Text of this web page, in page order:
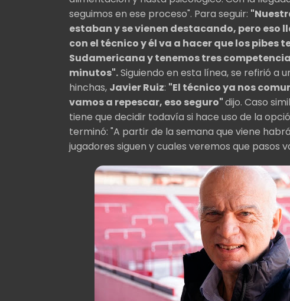
seguimos en ese proceso". Para seguir:
estaban y se vienen destacando, pero eso
con el técnico y él va a hacer que los pibes
Sudamericana y tenemos tres
minutos".Siguiendo en esta línea, se refirió a
hinchas, Javier Ruiz: "El técnico ya nos
vamos a repescar, eso seguro"dijo. Caso
tiene que decidir todavía si hace uso de la
terminó: "A partir de la semana que viene
jugadores siguen y cuales veremos que pasos